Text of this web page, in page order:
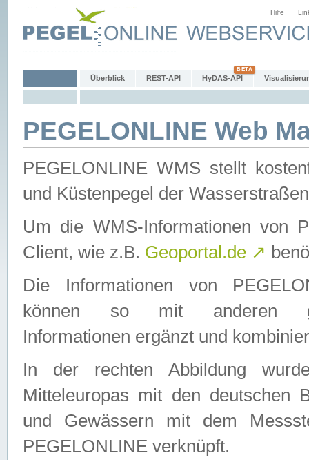
Hilfe
Überblick REST-API HyDAS-API
PEGELONLINE Web
PEGELONLINE WMS stellt
und Küstenpegel der
Um die WMS-Informationen von
Client, wie z.B. Geoportal.de ↗
Die Informationen von
können so mit anderen
Informationen ergänzt und
In der rechten Abbildung
Mitteleuropas mit den deutschen
und Gewässern mit dem
PEGELONLINE verknüpft.